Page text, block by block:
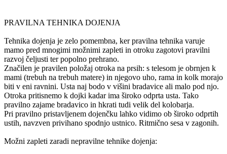
PRAVILNA TEHNIKA DOJENJA
Tehnika dojenja je zelo pomembna, ker pravilna tehnika varuje
mamo pred mnogimi možnimi zapleti in otroku zagotovi pravilni
razvoj čeljusti ter popolno prehrano.
Značilen je pravilen položaj otroka na prsih: s telesom je obrnjen k
mami (trebuh na trebuh matere) in njegovo uho, rama in kolk morajo
biti v eni ravnini. Usta naj bodo v višini bradavice ali malo pod njo.
Otroka pritisnemo k dojki kadar ima široko odprta usta. Tako
pravilno zajame bradavico in hkrati tudi velik del kolobarja.
Pri pravilno pristavljenem dojenčku lahko vidimo ob široko odprtih
ustih, navzven privihano spodnjo ustnico. Ritmično sesa v zagonih.
Možni zapleti zaradi nepravilne tehnike dojenja: